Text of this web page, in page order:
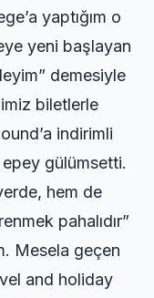
yaptığım o
yeni başlayan
demesiyle
biletlerle
indirimli
epey gülümsetti.
hem de
pahalıdır”
Mesela geçen
and holiday